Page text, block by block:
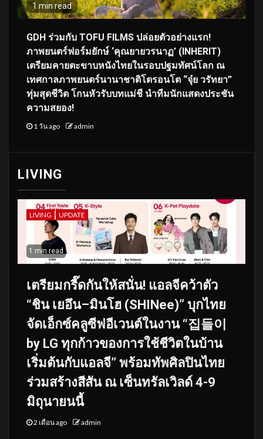
1 min read
GDH ร่วมกับ TOFU FILMS ปล่อยตัวอย่างแรก!
ภาพยนตร์ฟอร์มยักษ์ ‘คุณยายวรนาฏ’ (INHERIT)
เตรียมคายตะขาบหนังไทยในรอบปฐมทัศน์โลก ณ
เทศกาลภาพยนตร์นานาชาติโตรอนโต “จุ๋ย วรัทยา”
ทุ่มสุดชีวิต โกนหัวรับบทแม่ชี นำทีมนักแสดงประชัน
ความสยอง!
1 วัน ago admin
LIVING
LIVING UPDATE
1 min read
เตรียมกรี๊ดกันให้สนั่น! แอลจีคว้าตัว
“ชิน เยอึน–มินโฮ (SHINee)” บุกไทย
จัดเอ็กซ์คลูซีฟอีเวนต์ในงาน “집들이
by LG ทุกก้าวของการใช้ชีวิตในบ้าน
เริ่มต้นกับแอลจี” พร้อมทัพศิลปินไทย
ร่วมสร้างสีสัน ณ เซ็นทรัลเวิลด์ 4-9
มิถุนายนนี้
2 เดือน ago admin